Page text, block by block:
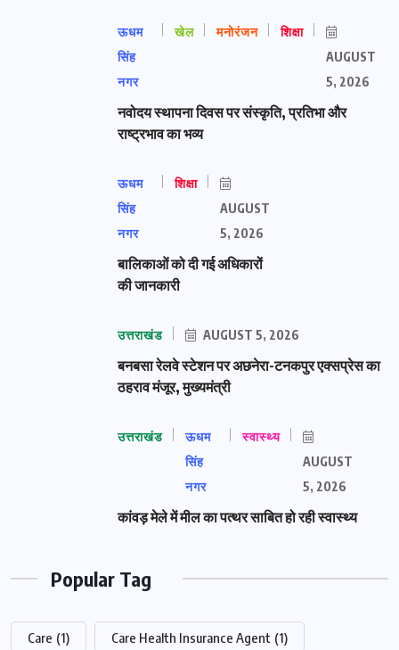
ऊधम
सिंह
नगर
खेल मनोरंजन शिक्षा
AUGUST
5, 2026
नवोदय स्थापना दिवस पर संस्कृति, प्रतिभा और
राष्ट्रभाव का भव्य
ऊधम
सिंह
नगर
शिक्षा
AUGUST
5, 2026
बालिकाओं को दी गई अधिकारों
की जानकारी
उत्तराखंड AUGUST 5, 2026
बनबसा रेलवे स्टेशन पर अछनेरा-टनकपुर एक्सप्रेस का
ठहराव मंजूर, मुख्यमंत्री
उत्तराखंड
ऊधम
सिंह
नगर
स्वास्थ्य
AUGUST
5, 2026
कांवड़ मेले में मील का पत्थर साबित हो रही स्वास्थ्य
Popular Tag
Care (1) Care Health Insurance Agent (1)